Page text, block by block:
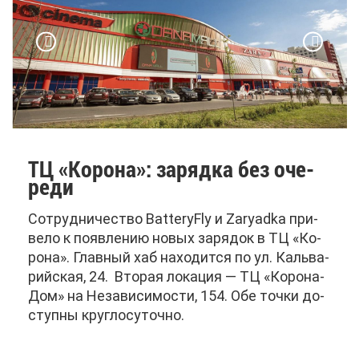
ТЦ «Ко­ро­на»: за­ряд­ка без оче­
ре­ди
Со­труд­ни­че­ство BatteryFly и Zaryadka при­
ве­ло к по­яв­ле­нию но­вых за­ря­док в ТЦ «Ко­
ро­на». Глав­ный хаб на­хо­дит­ся по ул. Каль­ва­
рий­ская, 24. Вто­рая ло­ка­ция — ТЦ «Ко­ро­на-
Дом» на Неза­ви­си­мо­сти, 154. Обе точ­ки до­
ступ­ны круг­ло­су­точ­но.